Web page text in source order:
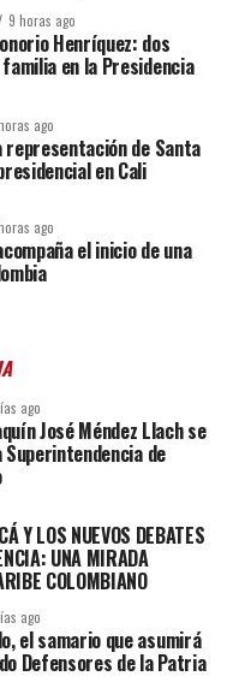
9 horas ago
Henríquez: dos
en la Presidencia
ago
representación de Santa
en Cali
ago
el inicio de una
ago
José Méndez Llach se
de
Y LOS NUEVOS DEBATES
UNA MIRADA
COLOMBIANO
ago
el samario que asumirá
Defensores de la Patria